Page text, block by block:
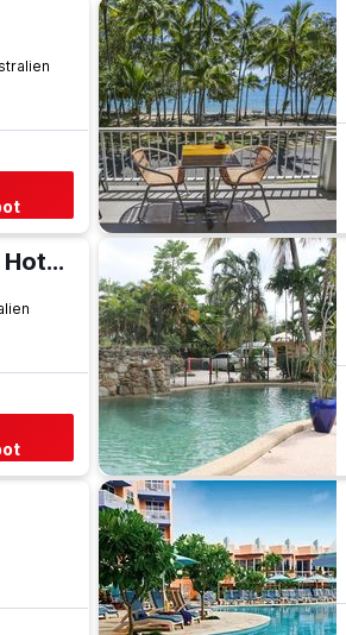
Cairns Queenslander Hotel & Apartments